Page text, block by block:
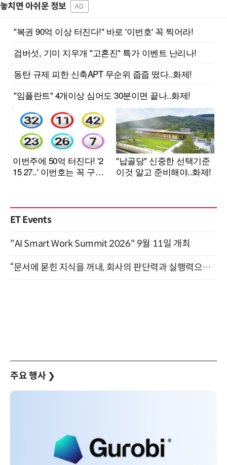
놓치면 아쉬운 정보 AD
ET Events
"AI Smart Work Summit 2026" 9월 11일 개최
“문서에 묻힌 지식을 꺼내, 회사의 판단력과 실행력으로 바꾸다” (8/20)
주요 행사 ❯